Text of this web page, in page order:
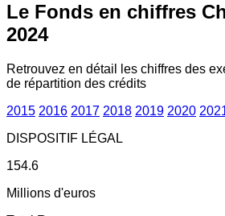
Le Fonds en chiffres
2024
Retrouvez en détail les chiffres des
de répartition des crédits
2015 2016 2017 2018 2019 2020
DISPOSITIF LÉGAL
154.6
Millions d'euros